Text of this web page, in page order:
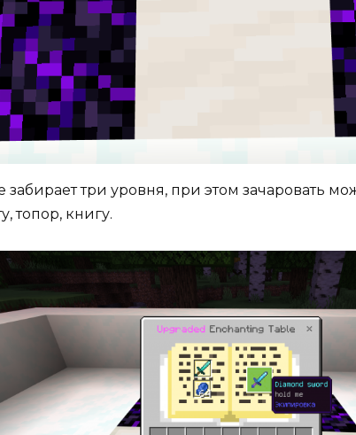
забирает три уровня, при этом зачаровать
топор, книгу.